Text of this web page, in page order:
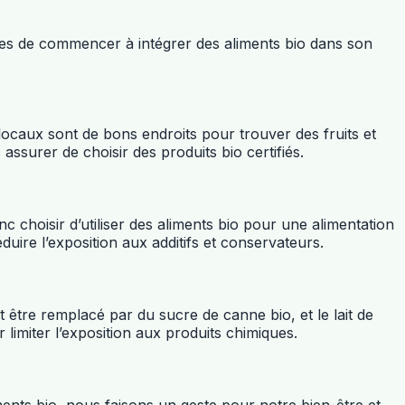
de commencer à intégrer des aliments bio dans son
sont de bons endroits pour trouver des fruits et
de choisir des produits bio certifiés.
choisir d’utiliser des aliments bio pour une alimentation
l’exposition aux additifs et conservateurs.
remplacé par du sucre de canne bio, et le lait de
l’exposition aux produits chimiques.